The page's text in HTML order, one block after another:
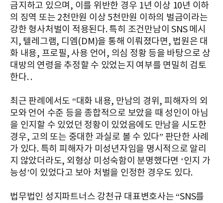
금지하고 있으며, 이를 위반한 경우 1년 이상 10년 이하
의 징역 또는 2천만원 이상 5천만원 이하의 벌금이라는
강한 형사처벌이 적용된다. 특히 조건만남이 SNS 메시
지, 텔레그램, 디엠(DM)을 통해 이뤄졌다면, 법원은 대
화 내용, 프로필, 사용 언어, 의심 정황 등을 바탕으로 상
대방의 연령을 추정할 수 있었는지 여부를 면밀히 검토
한다. .
최근 판례에서도 “대화 내용, 만남의 경위, 피해자의 외
모와 언어 수준 등을 종합적으로 보았을 때 성인이 아님
을 인지할 수 있었던 정황이 있었음에도 만남을 시도한
경우, 고의 또는 중대한 과실로 볼 수 있다” 판단한 사례
가 있다. 특히 피해자가 미성년자임을 명시적으로 알리
지 않았더라도, 외형상 미성숙함이 분명했다면 ‘인지 가
능성’이 있었다고 보아 처벌을 인정한 경우도 있다.
법무법인 성지파트너스 강천규 대표변호사는 “SNS를